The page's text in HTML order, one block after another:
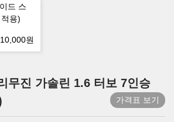
드 스
용)
원
무진 가솔린 1.6 터보 7인승
가격표 보기